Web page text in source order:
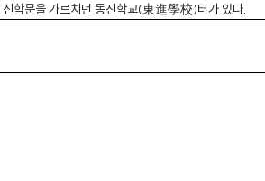
학문을 가르치던 동진학교(東進學校)터가 있다.